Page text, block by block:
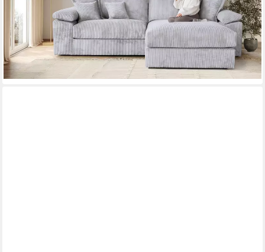
1.849,00 €
-42%
lieferbar in 3 Wochen